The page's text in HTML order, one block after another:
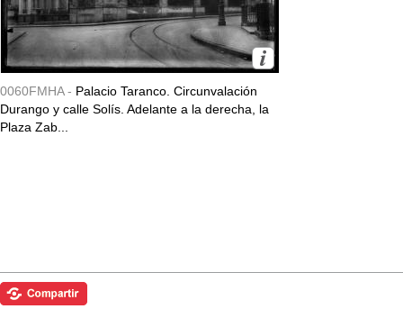
0060FMHA - Palacio Taranco. Circunvalación
Durango y calle Solís. Adelante a la derecha, la
Plaza Zab...